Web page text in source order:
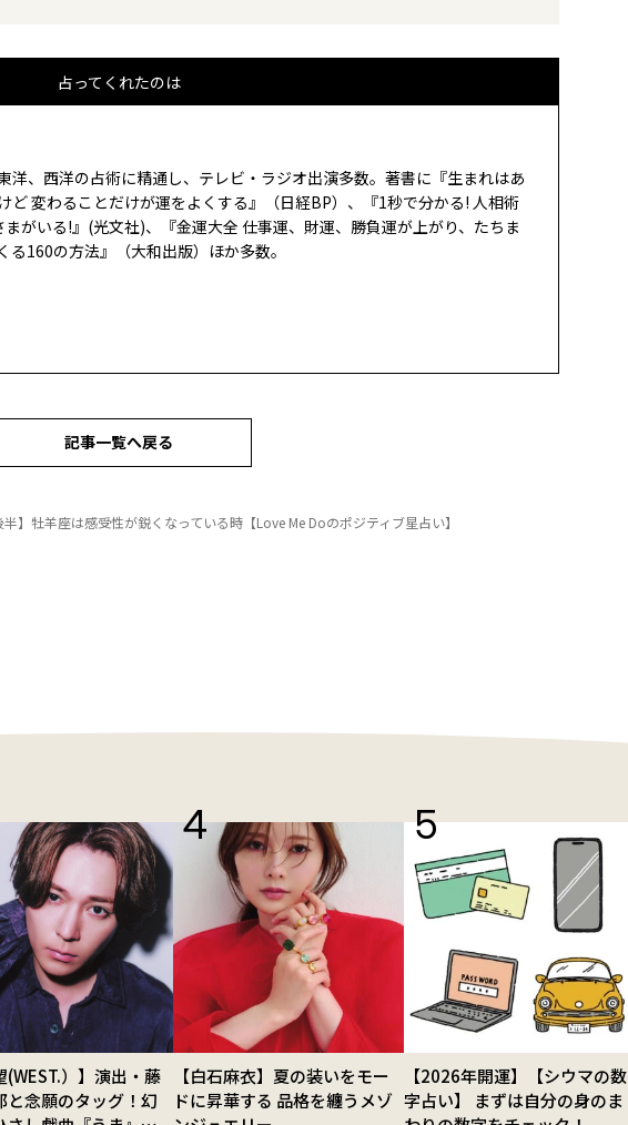
占ってくれたのは
洋、西洋の占術に精通し、テレビ・ラジオ出演多数。著書に『生まれはあ
ど 変わることだけが運をよくする』（日経BP）、『1秒で分かる! 人相術
がいる!』(光文社)、『金運大全 仕事運、財運、勝負運が上がり、たちま
る160の方法』（大和出版）ほか多数。
記事一覧へ戻る
半】牡羊座は感受性が鋭くなっている時【Love Me Doのポジティブ星占い】
(WEST.）】演出・藤
と念願のタッグ！幻
【白石麻衣】夏の装いをモー
ドに昇華する 品格を纏うメゾ
【2026年開運】【シウマの数
字占い】 まずは自分の身のま